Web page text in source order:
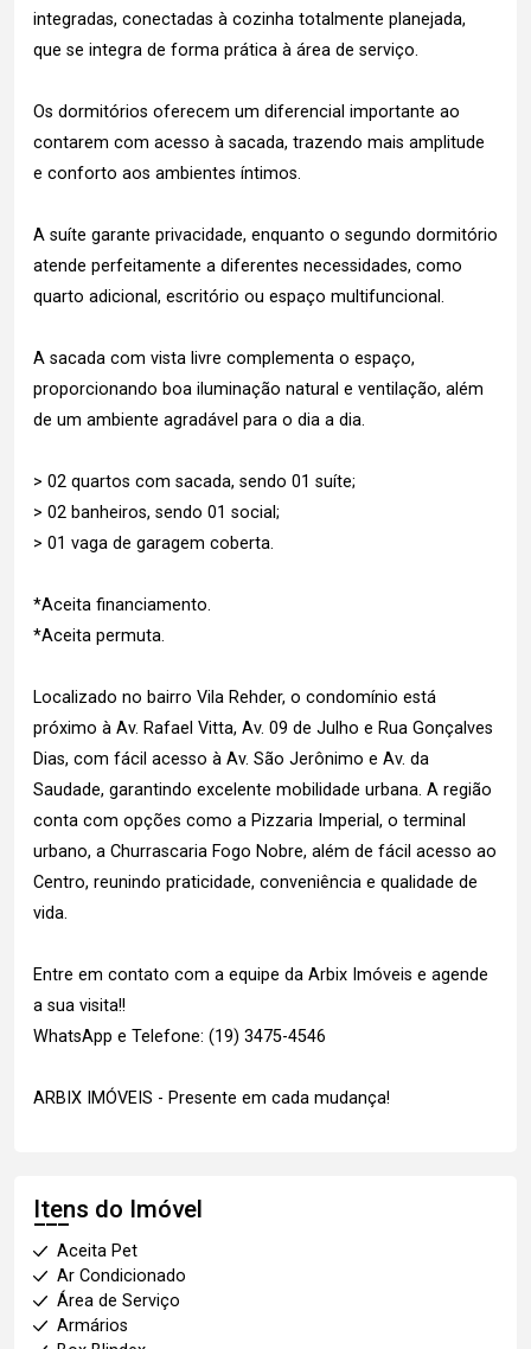
integradas, conectadas à cozinha totalmente planejada,
que se integra de forma prática à área de serviço.
Os dormitórios oferecem um diferencial importante ao
contarem com acesso à sacada, trazendo mais amplitude
e conforto aos ambientes íntimos.
A suíte garante privacidade, enquanto o segundo dormitório
atende perfeitamente a diferentes necessidades, como
quarto adicional, escritório ou espaço multifuncional.
A sacada com vista livre complementa o espaço,
proporcionando boa iluminação natural e ventilação, além
de um ambiente agradável para o dia a dia.
> 02 quartos com sacada, sendo 01 suíte;
> 02 banheiros, sendo 01 social;
> 01 vaga de garagem coberta.
*Aceita financiamento.
*Aceita permuta.
Localizado no bairro Vila Rehder, o condomínio está
próximo à Av. Rafael Vitta, Av. 09 de Julho e Rua Gonçalves
Dias, com fácil acesso à Av. São Jerônimo e Av. da
Saudade, garantindo excelente mobilidade urbana. A região
conta com opções como a Pizzaria Imperial, o terminal
urbano, a Churrascaria Fogo Nobre, além de fácil acesso ao
Centro, reunindo praticidade, conveniência e qualidade de
vida.
Entre em contato com a equipe da Arbix Imóveis e agende
a sua visita!!
WhatsApp e Telefone: (19) 3475-4546
ARBIX IMÓVEIS - Presente em cada mudança!
Itens do Imóvel
Aceita Pet
Ar Condicionado
Área de Serviço
Armários